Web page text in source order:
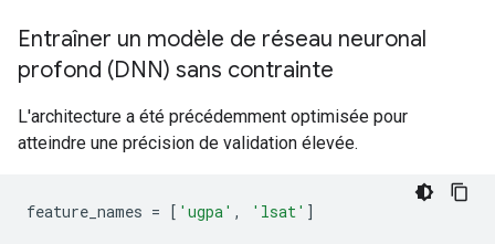
Entraîner un modèle de réseau neuronal
profond (DNN) sans contrainte
L'architecture a été précédemment optimisée pour
atteindre une précision de validation élevée.
feature_names = [ 'ugpa' , 'lsat' ]